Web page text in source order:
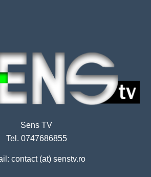
Sens TV
Tel. 0747686855
contact (at) senstv.ro